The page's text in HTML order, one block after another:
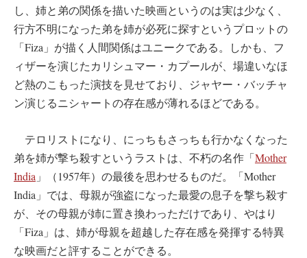
し、姉と弟の関係を描いた映画というのは実は少なく、
行方不明になった弟を姉が必死に探すというプロットの
「Fiza」が描く人間関係はユニークである。しかも、フ
ィザーを演じたカリシュマー・カプールが、場違いなほ
ど熱のこもった演技を見せており、ジャヤー・バッチャ
ン演じるニシャートの存在感が薄れるほどである。
テロリストになり、にっちもさっちも行かなくなった
弟を姉が撃ち殺すというラストは、不朽の名作「Mother
India 」（1957年）の最後を思わせるものだ。「Mother
India」では、母親が強盗になった最愛の息子を撃ち殺す
が、その母親が姉に置き換わっただけであり、やはり
「Fiza」は、姉が母親を超越した存在感を発揮する特異
な映画だと評することができる。